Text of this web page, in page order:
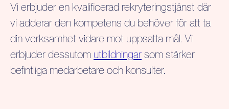
Vi erbjuder en kvalificerad rekryteringstjänst där
vi adderar den kompetens du behöver för att ta
din verksamhet vidare mot uppsatta mål. Vi
erbjuder dessutom utbildningar som stärker
befintliga medarbetare och konsulter.